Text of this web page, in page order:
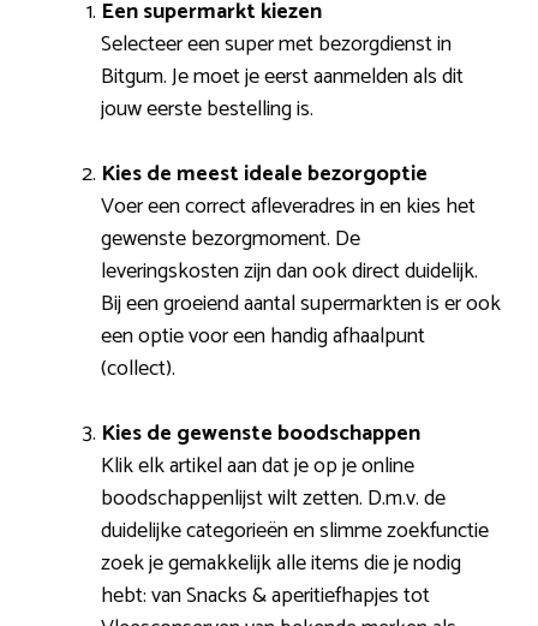
Een supermarkt kiezen
Selecteer een super met bezorgdienst in
Bitgum. Je moet je eerst aanmelden als dit
jouw eerste bestelling is.
Kies de meest ideale bezorgoptie
Voer een correct afleveradres in en kies het
gewenste bezorgmoment. De
leveringskosten zijn dan ook direct duidelijk.
Bij een groeiend aantal supermarkten is er ook
een optie voor een handig afhaalpunt
(collect).
Kies de gewenste boodschappen
Klik elk artikel aan dat je op je online
boodschappenlijst wilt zetten. D.m.v. de
duidelijke categorieën en slimme zoekfunctie
zoek je gemakkelijk alle items die je nodig
hebt: van Snacks & aperitiefhapjes tot